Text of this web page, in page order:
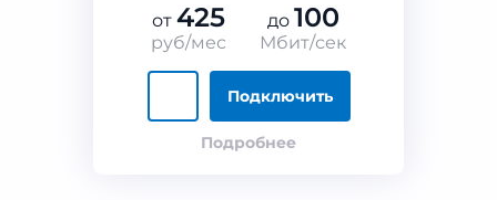
от 425
руб/мес
до 100
Мбит/сек
Подключить
Подробнее